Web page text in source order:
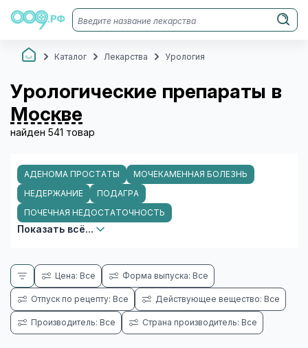
Каталог Лекарства Урология
Урологические препараты в
Москве
найден 541 товар
АДЕНОМА ПРОСТАТЫ
МОЧЕКАМЕННАЯ БОЛЕЗНЬ
НЕДЕРЖАНИЕ
ПОДАГРА
ПОЧЕЧНАЯ НЕДОСТАТОЧНОСТЬ
Показать всё...
Цена: Все Форма выпуска: Все
Отпуск по рецепту: Все Действующее вещество: Все
Производитель: Все Страна производитель: Все